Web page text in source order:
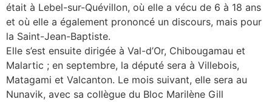
était à Lebel-sur-Quévillon, où elle a vécu de 6 à 18 ans
et où elle a également prononcé un discours, mais pour
la Saint-Jean-Baptiste.
Elle s’est ensuite dirigée à Val-d’Or, Chibougamau et
Malartic ; en septembre, la député sera à Villebois,
Matagami et Valcanton. Le mois suivant, elle sera au
Nunavik, avec sa collègue du Bloc Marilène Gill